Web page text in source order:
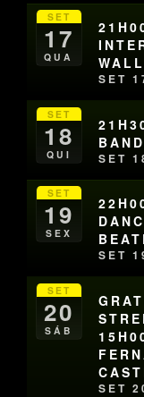
SET
17
QUA
SET
SET
18
QUI SET
SET
19
SEX
SET
SET
20
SÁB
SET